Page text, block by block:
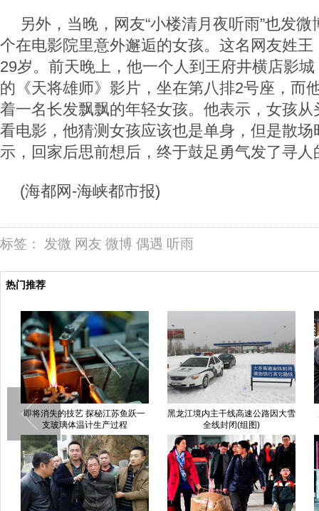
另外，当晚，网友“小楼清月夜听雨”也发
个在电影院里意外邂逅的女孩。这名网友姓
29岁。前天晚上，他一个人到王府井横店影
的《天将雄师》影片，坐在第八排2号座，而
着一名长发飘飘的年轻女孩。他表示，女孩
看电影，他猜测女孩应该也是单身，但是散
示，回家后思前想后，终于鼓足勇气发了寻人
(海都网-海峡都市报)
标签： 发微 网友 微博 偶遇 听雨
热门推荐
即将消失的技艺 探秘江苏鱼跃一
支玻璃体温计生产过程
黑龙江境内主干线高速公路因大雪
全线封闭(组图)